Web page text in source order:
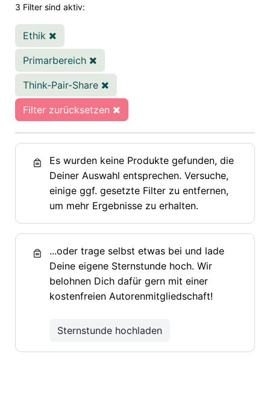
3 Filter sind aktiv:
Ethik
Primarbereich
Think-Pair-Share
Filter zurücksetzen
Es wurden keine Produkte gefunden, die
Deiner Auswahl entsprechen. Versuche,
einige ggf. gesetzte Filter zu entfernen,
um mehr Ergebnisse zu erhalten.
...oder trage selbst etwas bei und lade
Deine eigene Sternstunde hoch. Wir
belohnen Dich dafür gern mit einer
kostenfreien Autorenmitgliedschaft!
Sternstunde hochladen